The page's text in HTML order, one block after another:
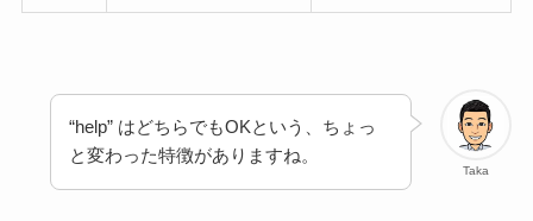
Taka
“help” はどちらでもOKという、ちょっ
と変わった特徴がありますね。